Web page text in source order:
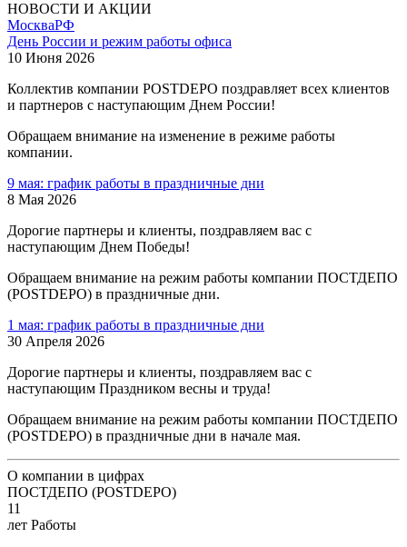
НОВОСТИ И АКЦИИ
МоскваРФ
День России и режим работы офиса
10 Июня 2026
Коллектив компании POSTDEPO поздравляет всех клиентов
и партнеров с наступающим Днем России!
Обращаем внимание на изменение в режиме работы
компании.
9 мая: график работы в праздничные дни
8 Мая 2026
Дорогие партнеры и клиенты, поздравляем вас с
наступающим Днем Победы!
Обращаем внимание на режим работы компании ПОСТДЕПО
(POSTDEPO) в праздничные дни.
1 мая: график работы в праздничные дни
30 Апреля 2026
Дорогие партнеры и клиенты, поздравляем вас с
наступающим Праздником весны и труда!
Обращаем внимание на режим работы компании ПОСТДЕПО
(POSTDEPO) в праздничные дни в начале мая.
О компании в цифрах
ПОСТДЕПО (POSTDEPO)
11
лет Работы